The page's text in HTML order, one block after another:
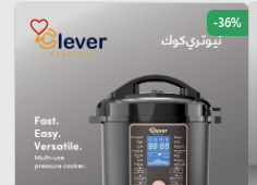
favorite_border -36%